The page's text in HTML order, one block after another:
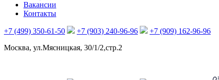
Вакансии
Контакты
+7 (499) 350-61-50 +7 (903) 240-96-96
+7 (909) 162-96-96
Москва, ул.Мясницкая, 30/1/2,стр.2